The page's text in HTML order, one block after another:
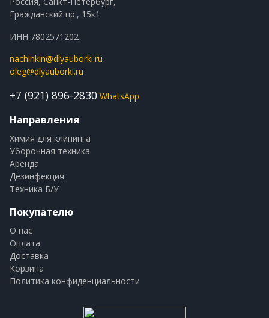
Гражданский пр., 15к1
ИНН 7802571202
nachinkin@dlyauborki.ru
oleg@dlyauborki.ru
+7 (921) 896-2830 WhatsApp
Направления
Химия для клининга
Уборочная техника
Аренда
Дезинфекция
Техника Б/У
Покупателю
О нас
Оплата
Доставка
Корзина
Политика конфиденциальности